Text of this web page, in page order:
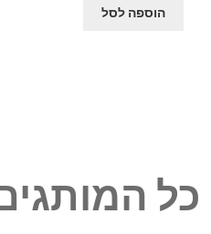
היה:
הוספה לסל
כל